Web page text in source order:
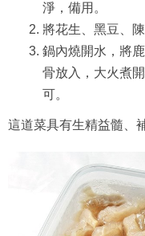
淨，備用。
將花生、黑豆、
鍋內燒開水，將
骨放入，大火煮
可。
這道菜具有生精益髓、